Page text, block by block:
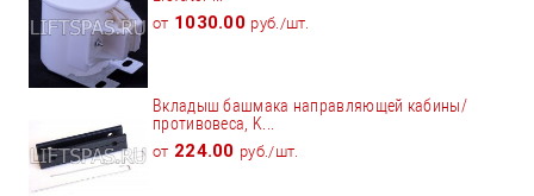
от 1030.00 руб./шт.
Вкладыш башмака направляющей кабины/
противовеса, K...
от 224.00 руб./шт.